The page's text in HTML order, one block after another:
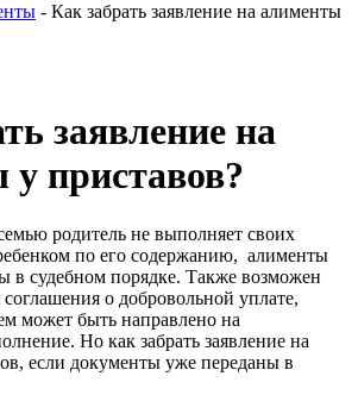
- Как забрать заявление на алименты
заявление на
приставов?
родитель не выполняет своих
ребенком по его содержанию, алименты
в судебном порядке. Также возможен
о добровольной уплате,
может быть направлено на
Но как забрать заявление на
если документы уже переданы в